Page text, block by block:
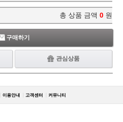
총 상품 금액 0 원
구매하기
관심상품
이용안내 고객센터 커뮤니티